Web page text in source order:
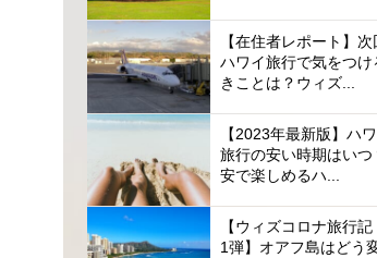
【在住者レポート】
ハワイ旅行で気をつけ
きことは？ウィズ...
【2023年最新版】ハ
旅行の安い時期はいつ
安で楽しめるハ...
【ウィズコロナ旅行
1弾】オアフ島はどう